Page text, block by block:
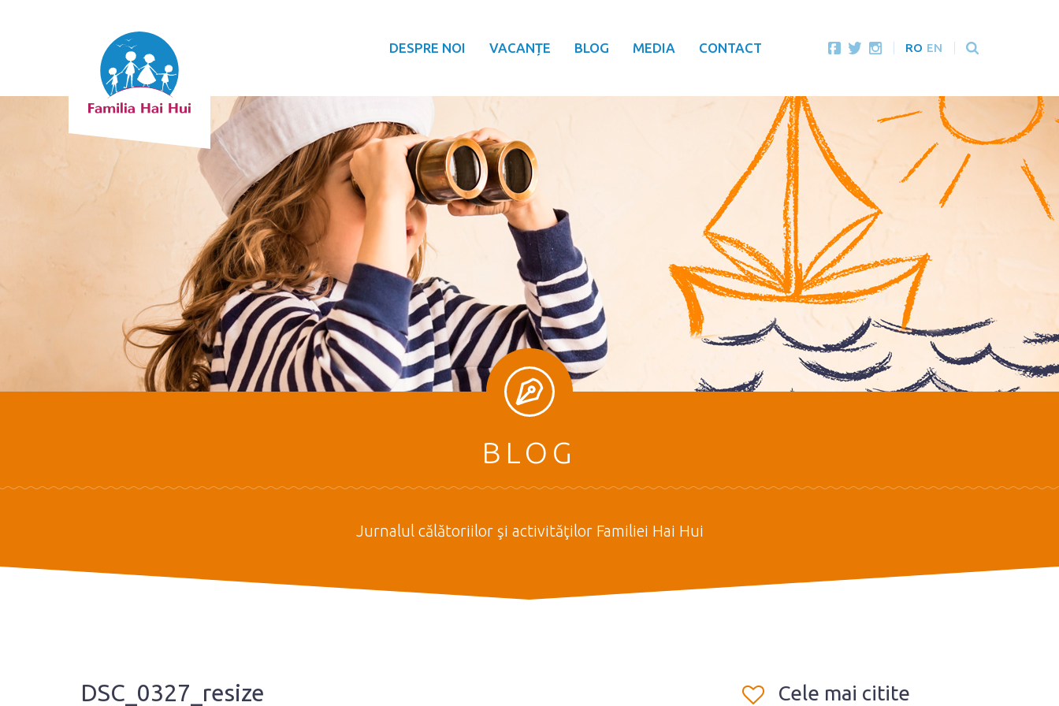
DESPRE NOI VACANȚE BLOG MEDIA CONTACT RO EN
BLOG
Jurnalul călătoriilor şi activităţilor Familiei Hai Hui
DSC_0327_resize Cele mai citite